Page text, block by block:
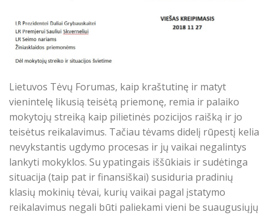
Lietuvos Tėvų Forumas, kaip kraštutinę ir matyt
vienintelę likusią teisėtą priemonę, remia ir palaiko
mokytojų streiką kaip pilietinės pozicijos raišką ir jo
teisėtus reikalavimus. Tačiau tėvams didelį rūpestį kelia
nevykstantis ugdymo procesas ir jų vaikai negalintys
lankyti mokyklos. Su ypatingais iššūkiais ir sudėtinga
situacija (taip pat ir finansiškai) susiduria pradinių
klasių mokinių tėvai, kurių vaikai pagal įstatymo
reikalavimus negali būti paliekami vieni be suaugusiųjų